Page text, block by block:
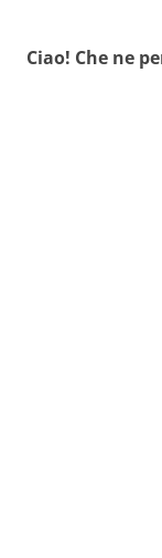
Ciao! Che ne